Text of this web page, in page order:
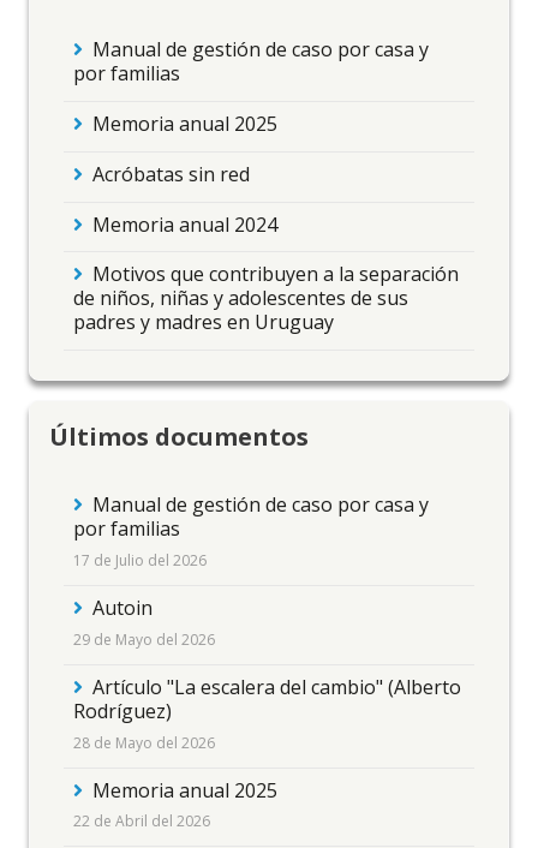
Manual de gestión de caso por casa y
por familias
Memoria anual 2025
Acróbatas sin red
Memoria anual 2024
Motivos que contribuyen a la separación
de niños, niñas y adolescentes de sus
padres y madres en Uruguay
Últimos documentos
Manual de gestión de caso por casa y
por familias
17 de Julio del 2026
Autoin
29 de Mayo del 2026
Artículo "La escalera del cambio" (Alberto
Rodríguez)
28 de Mayo del 2026
Memoria anual 2025
22 de Abril del 2026